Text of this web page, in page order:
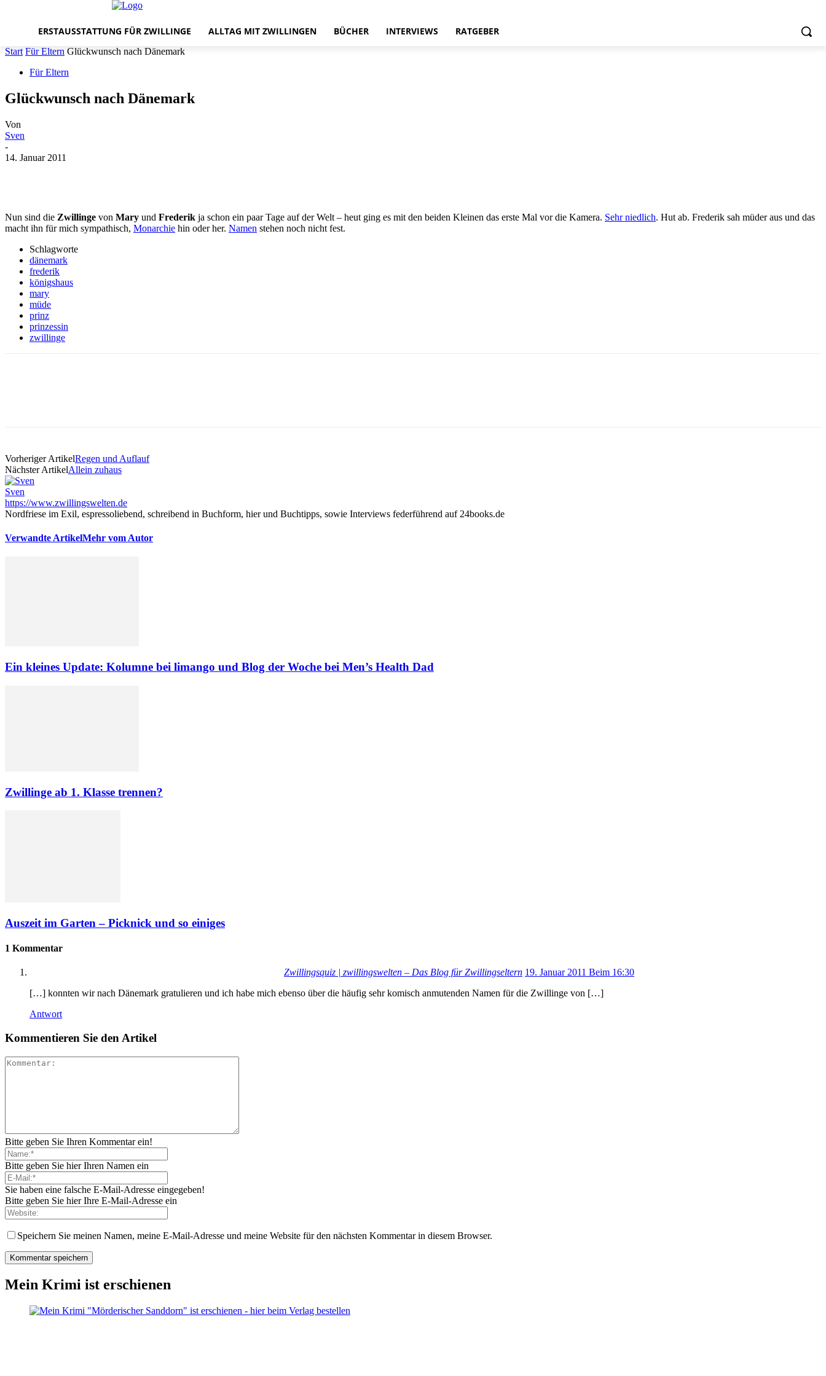
ERSTAUSSTATTUNG FÜR ZWILLINGE ALLTAG MIT ZWILLINGEN BÜCHER INTERVIEWS RATGEBER
Start Für Eltern Glückwunsch nach Dänemark
Für Eltern
Glückwunsch nach Dänemark
Von
Sven
-
14. Januar 2011
Nun sind die Zwillinge von Mary und Frederik ja schon ein paar Tage auf der Welt – heut ging es mit den beiden Kleinen das erste Mal vor die Kamera. Sehr niedlich. Hut ab. Frederik sah müder aus und das
macht ihn für mich sympathisch, Monarchie hin oder her. Namen stehen noch nicht fest.
Schlagworte
dänemark
frederik
königshaus
mary
müde
prinz
prinzessin
zwillinge
Vorheriger ArtikelRegen und Auflauf
Nächster ArtikelAllein zuhaus
Sven
https://www.zwillingswelten.de
Nordfriese im Exil, espressoliebend, schreibend in Buchform, hier und Buchtipps, sowie Interviews federführend auf 24books.de
Verwandte ArtikelMehr vom Autor
Ein kleines Update: Kolumne bei limango und Blog der Woche bei Men’s Health Dad
Zwillinge ab 1. Klasse trennen?
Auszeit im Garten – Picknick und so einiges
1 Kommentar
Zwillingsquiz | zwillingswelten – Das Blog für Zwillingseltern 19. Januar 2011 Beim 16:30
[…] konnten wir nach Dänemark gratulieren und ich habe mich ebenso über die häufig sehr komisch anmutenden Namen für die Zwillinge von […]
Antwort
Kommentieren Sie den Artikel
Bitte geben Sie Ihren Kommentar ein!
Bitte geben Sie hier Ihren Namen ein
Sie haben eine falsche E-Mail-Adresse eingegeben!
Bitte geben Sie hier Ihre E-Mail-Adresse ein
Speichern Sie meinen Namen, meine E-Mail-Adresse und meine Website für den nächsten Kommentar in diesem Browser.
Mein Krimi ist erschienen